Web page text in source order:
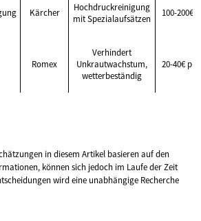
Kärcher
Hochdruckreinigung
mit Spezialaufsätzen
100-200€
Romex
Verhindert
Unkrautwachstum,
wetterbeständig
20-40€
in diesem Artikel basieren auf den
können sich jedoch im Laufe der Zeit
wird eine unabhängige Recherche